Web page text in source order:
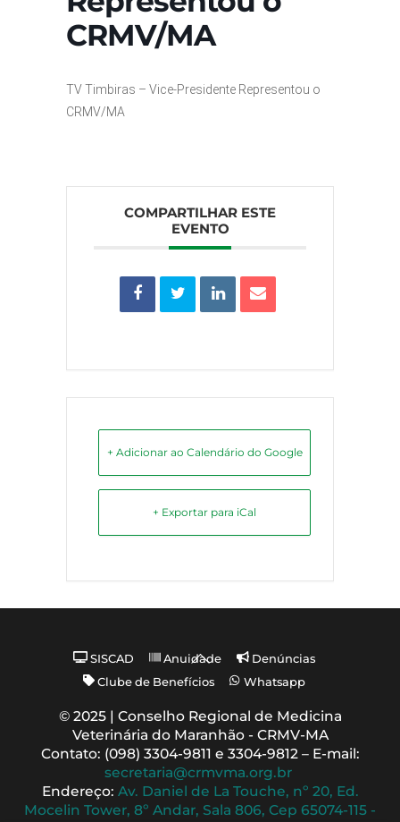
CRMV/MA
TV Timbiras – Vice-Presidente Representou o
CRMV/MA
COMPARTILHAR ESTE
EVENTO
+ Adicionar ao Calendário do Google
+ Exportar para iCal
Back
To
SISCAD Anuidade
Denúncias
Clube de Benefícios
Whatsapp
© 2025 | Conselho Regional de Medicina
Veterinária do Maranhão - CRMV-MA
Contato: (098) 3304-9811 e 3304-9812 – E-mail:
secretaria@crmvma.org.br
Endereço: Av. Daniel de La Touche, nº 20, Ed.
Mocelin Tower, 8º Andar, Sala 806, Cep 65074-115 -